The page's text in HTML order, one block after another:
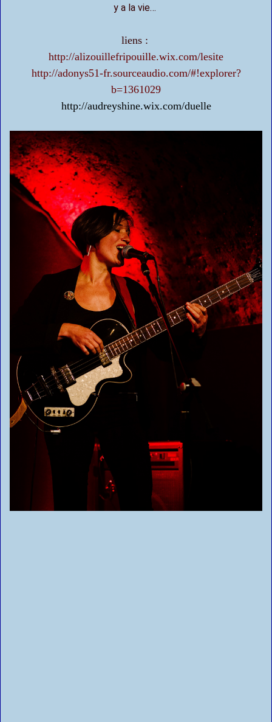
y a la vie…
liens :
http://alizouillefripouille.wix.com/lesite
http://adonys51-fr.sourceaudio.com/#!explorer?
b=1361029
http://audreyshine.wix.com/duelle